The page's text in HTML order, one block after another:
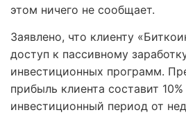
этом ничего не сообщает.
Заявлено, что клиенту
доступ к пассивному
инвестиционных программ.
прибыль клиента составит
инвестиционный период от